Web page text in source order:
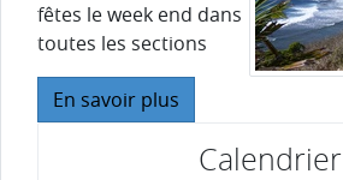
fêtes le week end dans
toutes les sections
En savoir plus
Calendrier